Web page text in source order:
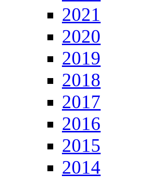
2021
2020
2019
2018
2017
2016
2015
2014